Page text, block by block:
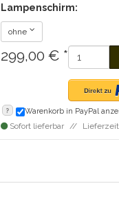
Lampenschirm:
ohne
299,00 € *
? Warenkorb in PayPal
Sofort lieferbar